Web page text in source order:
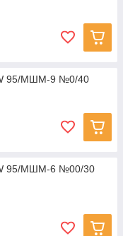
95/МШМ-9 №0/40
95/МШМ-6 №00/30